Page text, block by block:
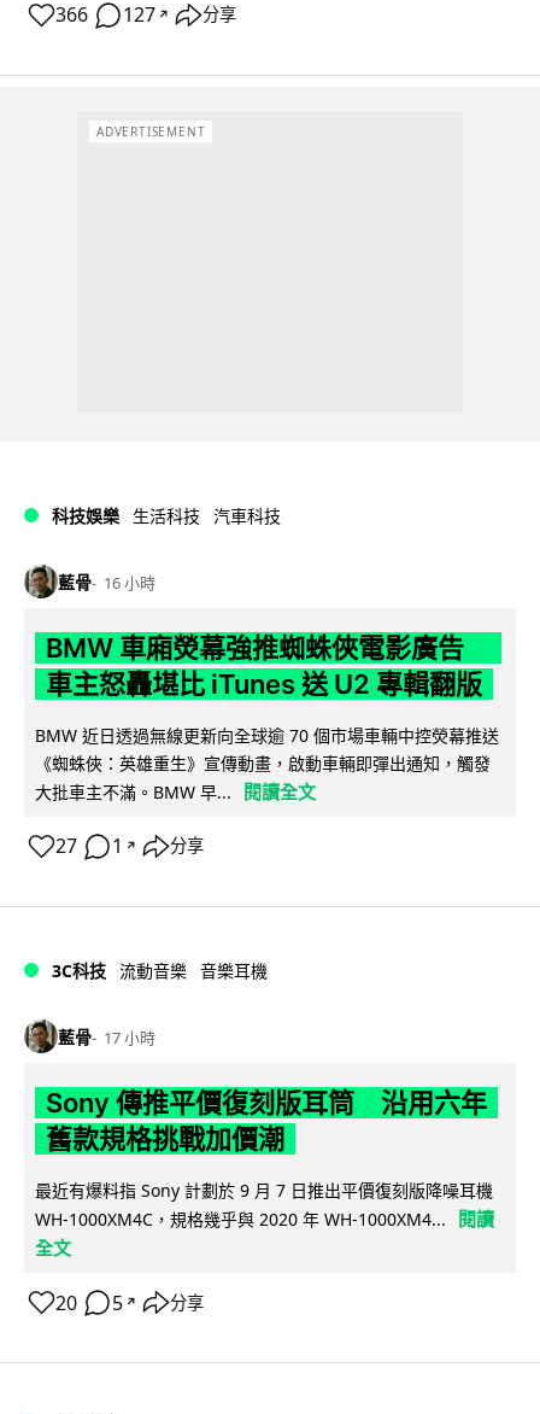
366 127 ↗ 分享
ADVERTISEMENT
科技娛樂 生活科技 汽車科技
藍骨 16 小時
BMW 車廂熒幕強推蜘蛛俠電影廣告
車主怒轟堪比 iTunes 送 U2 專輯翻版
BMW 近日透過無線更新向全球逾 70 個市場車輛中控熒幕推送
《蜘蛛俠：英雄重生》宣傳動畫，啟動車輛即彈出通知，觸發
大批車主不滿。BMW 早...
閱讀全文
27 1 ↗ 分享
3C科技 流動音樂 音樂耳機
藍骨 17 小時
Sony 傳推平價復刻版耳筒 沿用六年
舊款規格挑戰加價潮
最近有爆料指 Sony 計劃於 9 月 7 日推出平價復刻版降噪耳機
WH-1000XM4C，規格幾乎與 2020 年 WH-1000XM4...
閱讀
全文
20 5 ↗ 分享